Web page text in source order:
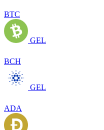
BTC
GEL
BCH
GEL
ADA